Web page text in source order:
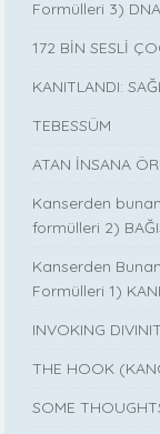
Formülleri 3)
172 BİN SESLİ
KANITLANDI:
TEBESSÜM
ATAN İNSANA
Kanserden
formülleri 2)
Kanserden
Formülleri 1)
INVOKING
THE HOOK
SOME